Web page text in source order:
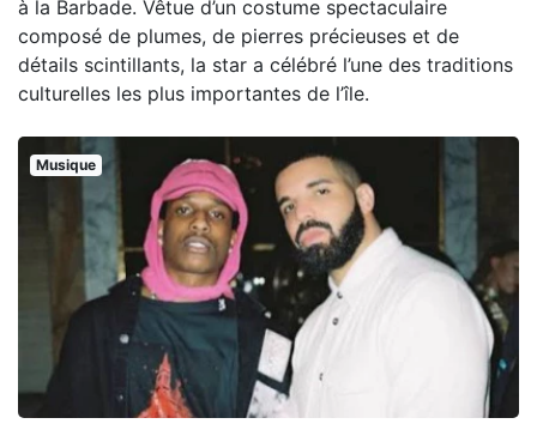
à la Barbade. Vêtue d’un costume spectaculaire
composé de plumes, de pierres précieuses et de
détails scintillants, la star a célébré l’une des traditions
culturelles les plus importantes de l’île.
Musique